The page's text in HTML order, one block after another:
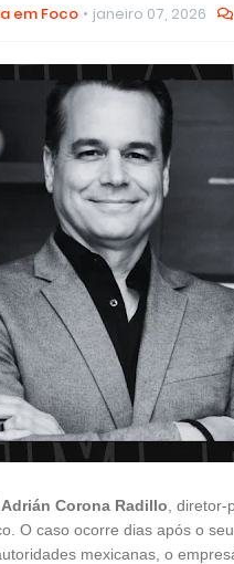
em Foco janeiro 07, 2026
Corona Radillo ,
O caso ocorre dias após o
mexicanas, o